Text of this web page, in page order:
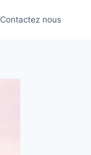
Contactez nous